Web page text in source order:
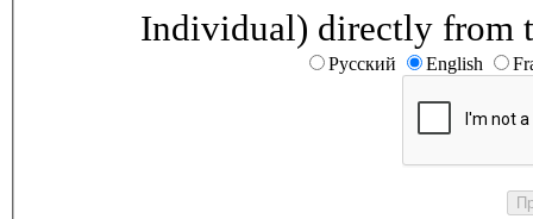
Individual) directly from
Русский English